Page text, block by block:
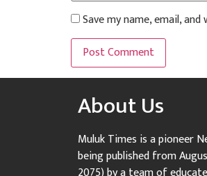
Save my name, email,
About Us
Muluk Times is a pioneer
being published from